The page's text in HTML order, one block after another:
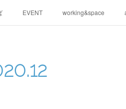
EVENT working&space
.12